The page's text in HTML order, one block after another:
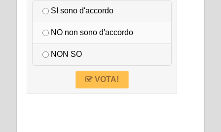
SI sono d'accordo
NO non sono d'accordo
NON SO
VOTA!